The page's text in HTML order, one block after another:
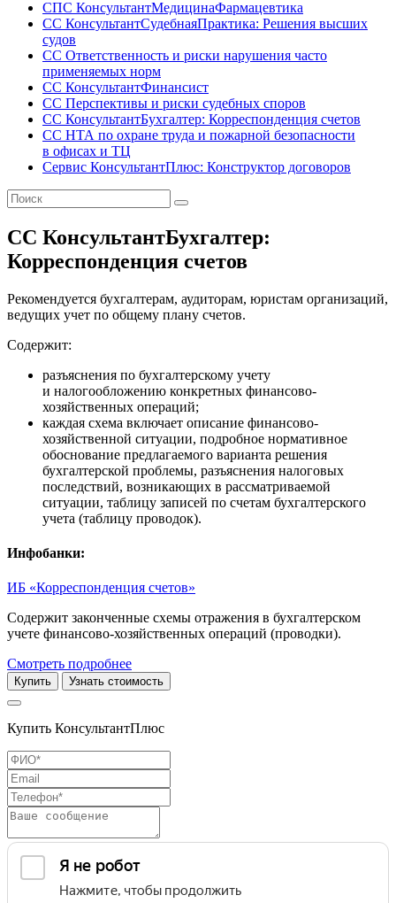
СПС КонсультантМедицинаФармацевтика
СС КонсультантСудебнаяПрактика: Решения высших
судов
СС Ответственность и риски нарушения часто
применяемых норм
СС КонсультантФинансист
СС Перспективы и риски судебных споров
СС КонсультантБухгалтер: Корреспонденция счетов
СС НТА по охране труда и пожарной безопасности
в офисах и ТЦ
Сервис КонсультантПлюс: Конструктор договоров
СС КонсультантБухгалтер:
Корреспонденция счетов
Рекомендуется бухгалтерам, аудиторам, юристам организаций,
ведущих учет по общему плану счетов.
Содержит:
разъяснения по бухгалтерскому учету
и налогообложению конкретных финансово-
хозяйственных операций;
каждая схема включает описание финансово-
хозяйственной ситуации, подробное нормативное
обоснование предлагаемого варианта решения
бухгалтерской проблемы, разъяснения налоговых
последствий, возникающих в рассматриваемой
ситуации, таблицу записей по счетам бухгалтерского
учета (таблицу проводок).
Инфобанки:
ИБ «Корреспонденция счетов»
Содержит законченные схемы отражения в бухгалтерском
учете финансово-хозяйственных операций (проводки).
Смотреть подробнее
Купить Узнать стоимость
Купить КонсультантПлюс